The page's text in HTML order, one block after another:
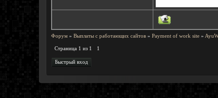
Форум » Выплаты с работающих сайтов » Payment of work site »
Страница 1 из 1 1